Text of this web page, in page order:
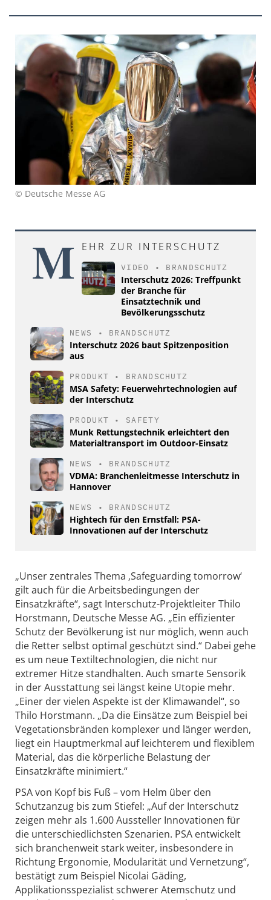
© Deutsche Messe AG
M EHR ZUR INTERSCHUTZ
VIDEO • BRANDSCHUTZ
Interschutz 2026: Treffpunkt
der Branche für
Einsatztechnik und
Bevölkerungsschutz
NEWS • BRANDSCHUTZ
Interschutz 2026 baut Spitzenposition
aus
PRODUKT • BRANDSCHUTZ
MSA Safety: Feuerwehrtechnologien auf
der Interschutz
PRODUKT • SAFETY
Munk Rettungstechnik erleichtert den
Materialtransport im Outdoor-Einsatz
NEWS • BRANDSCHUTZ
VDMA: Branchenleitmesse Interschutz in
Hannover
NEWS • BRANDSCHUTZ
Hightech für den Ernstfall: PSA-
Innovationen auf der Interschutz
„Unser zentrales Thema ‚Safeguarding tomorrow‘
gilt auch für die Arbeitsbedingungen der
Einsatzkräfte“, sagt Interschutz-Projektleiter Thilo
Horstmann, Deutsche Messe AG. „Ein effizienter
Schutz der Bevölkerung ist nur möglich, wenn auch
die Retter selbst optimal geschützt sind.“ Dabei gehe
es um neue Textiltechnologien, die nicht nur
extremer Hitze standhalten. Auch smarte Sensorik
in der Ausstattung sei längst keine Utopie mehr.
„Einer der vielen Aspekte ist der Klimawandel“, so
Thilo Horstmann. „Da die Einsätze zum Beispiel bei
Vegetationsbränden komplexer und länger werden,
liegt ein Hauptmerkmal auf leichterem und flexiblem
Material, das die körperliche Belastung der
Einsatzkräfte minimiert.“
PSA von Kopf bis Fuß – vom Helm über den
Schutzanzug bis zum Stiefel: „Auf der Interschutz
zeigen mehr als 1.600 Aussteller Innovationen für
die unterschiedlichsten Szenarien. PSA entwickelt
sich branchenweit stark weiter, insbesondere in
Richtung Ergonomie, Modularität und Vernetzung“,
bestätigt zum Beispiel Nicolai Gäding,
Applikationsspezialist schwerer Atemschutz und